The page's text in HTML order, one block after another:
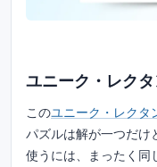
ユニーク・レク
このユニーク・レクタ
パズルは解が一つだけ
使うには、まったく同